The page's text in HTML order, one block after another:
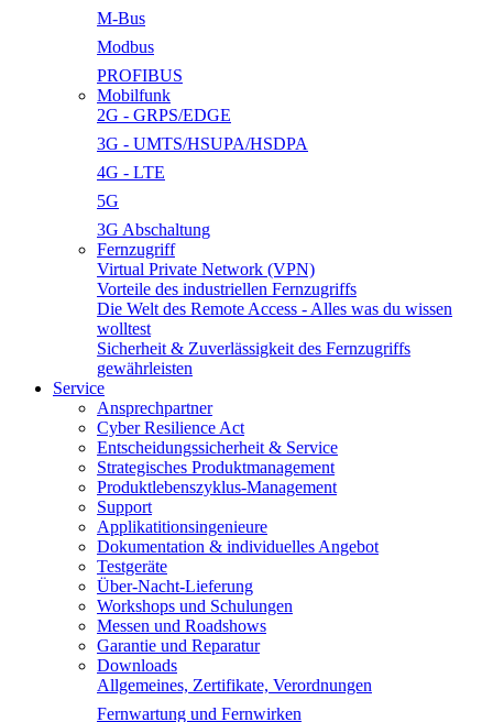
M-Bus
Modbus
PROFIBUS
Mobilfunk
2G - GRPS/EDGE
3G - UMTS/HSUPA/HSDPA
4G - LTE
5G
3G Abschaltung
Fernzugriff
Virtual Private Network (VPN)
Vorteile des industriellen Fernzugriffs
Die Welt des Remote Access - Alles was du wissen
wolltest
Sicherheit & Zuverlässigkeit des Fernzugriffs
gewährleisten
Service
Ansprechpartner
Cyber Resilience Act
Entscheidungssicherheit & Service
Strategisches Produktmanagement
Produktlebenszyklus-Management
Support
Applikatitionsingenieure
Dokumentation & individuelles Angebot
Testgeräte
Über-Nacht-Lieferung
Workshops und Schulungen
Messen und Roadshows
Garantie und Reparatur
Downloads
Allgemeines, Zertifikate, Verordnungen
Fernwartung und Fernwirken